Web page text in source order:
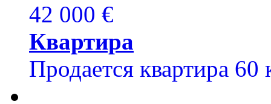
42 000 €
Квартира
Продается квартира